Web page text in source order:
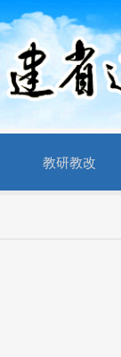
教研教改